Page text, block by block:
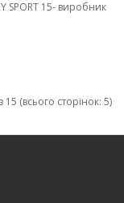
SPORT 15- виробник
15 (всього сторінок: 5)